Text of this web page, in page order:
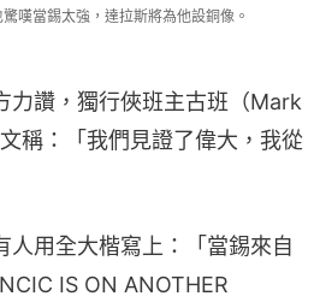
嘆當錫太強，達拉斯將為他設銅像。
力讚，獨行俠班主古班（Mark
稱：「我們見證了偉大，我從
人用全大楷寫上：「當錫來自
IS ON ANOTHER